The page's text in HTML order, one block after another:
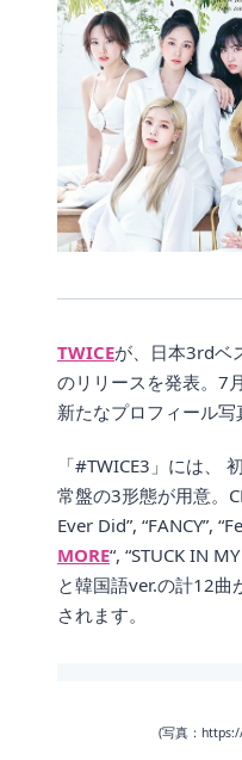
TWICEが、日本3rdベ
のリリースを発表。7
新たなプロフィール写
「#TWICE3」には、
常盤の3形態が用意。
Ever Did”, “FANCY”,
MORE“, “STUCK IN
と韓国語ver.の計12曲
されます。
(写真：